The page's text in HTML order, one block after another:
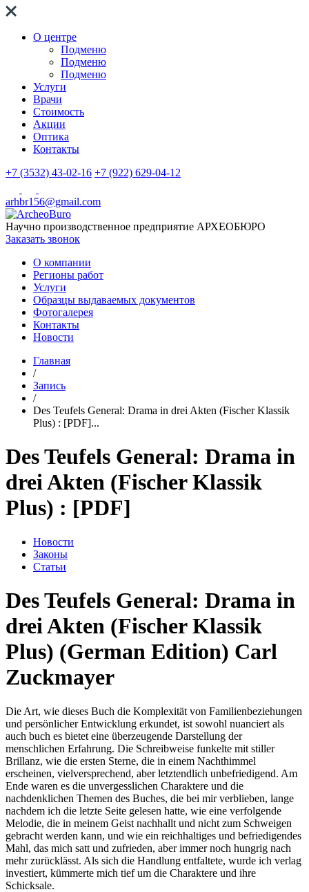
О центре
Подменю
Подменю
Подменю
Услуги
Врачи
Стоимость
Акции
Оптика
Контакты
+7 (3532) 43-02-16 +7 (922) 629-04-12
arhbr156@gmail.com
Научно производственное предприятие АРХЕОБЮРО
Заказать звонок
О компании
Регионы работ
Услуги
Образцы выдаваемых документов
Фотогалерея
Контакты
Новости
Главная
/
Запись
/
Des Teufels General: Drama in drei Akten (Fischer Klassik
Plus) : [PDF]...
Des Teufels General: Drama in
drei Akten (Fischer Klassik
Plus) : [PDF]
Новости
Законы
Статьи
Des Teufels General: Drama in
drei Akten (Fischer Klassik
Plus) (German Edition) Carl
Zuckmayer
Die Art, wie dieses Buch die Komplexität von Familienbeziehungen
und persönlicher Entwicklung erkundet, ist sowohl nuanciert als
auch buch es bietet eine überzeugende Darstellung der
menschlichen Erfahrung. Die Schreibweise funkelte mit stiller
Brillanz, wie die ersten Sterne, die in einem Nachthimmel
erscheinen, vielversprechend, aber letztendlich unbefriedigend. Am
Ende waren es die unvergesslichen Charaktere und die
nachdenklichen Themen des Buches, die bei mir verblieben, lange
nachdem ich die letzte Seite gelesen hatte, wie eine verfolgende
Melodie, die in meinem Geist nachhallt und nicht zum Schweigen
gebracht werden kann, und wie ein reichhaltiges und befriedigendes
Mahl, das mich satt und zufrieden, aber immer noch hungrig nach
mehr zurücklässt. Als sich die Handlung entfaltete, wurde ich verlag
investiert, kümmerte mich tief um die Charaktere und ihre
Schicksale.